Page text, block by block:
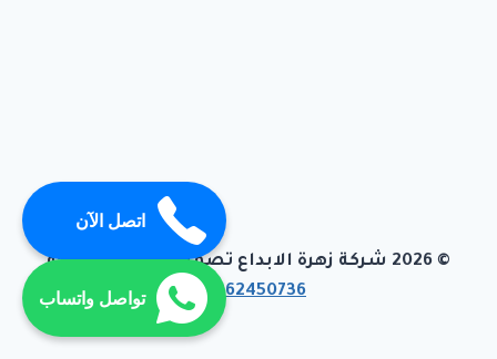
© 2026 شركة زهرة الابداع تصميم وبرمجة تيفاجو
01062450736
اتصل الآن
تواصل واتساب